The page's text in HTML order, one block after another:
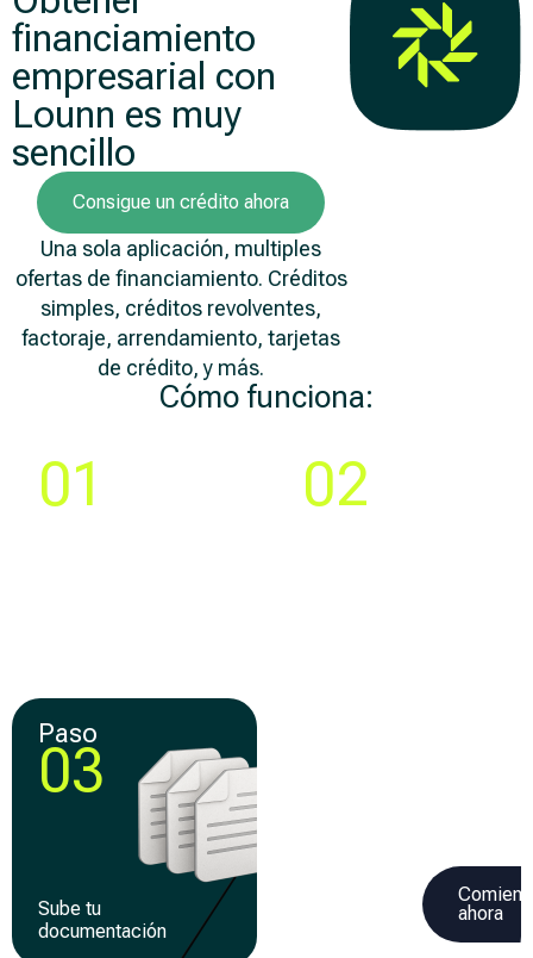
financiamiento
empresarial con
Lounn es muy
sencillo
Consigue un crédito ahora
Una sola aplicación, multiples
ofertas de financiamiento. Créditos
simples, créditos revolventes,
factoraje, arrendamiento, tarjetas
de crédito, y más.
Cómo funciona:
01 02
Paso
03
Sube tu
documentación
ahora